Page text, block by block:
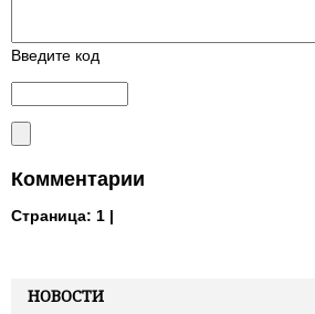
НОВОСТИ
Введите код
Комментарии
Страница: 1 |